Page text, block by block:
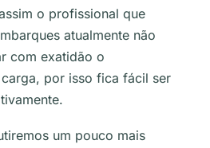
o profissional que
atualmente não
com exatidão o
por isso fica fácil ser
um pouco mais